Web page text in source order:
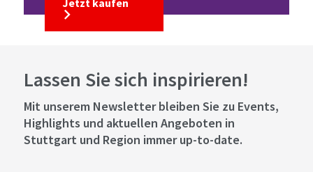
Jetzt kaufen
Lassen Sie sich inspirieren!
Mit unserem Newsletter bleiben Sie zu Events,
Highlights und aktuellen Angeboten in
Stuttgart und Region immer up-to-date.